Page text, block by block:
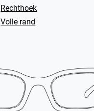
Rechthoek
Volle rand